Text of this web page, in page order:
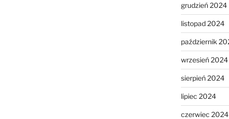
grudzień 2024
listopad 2024
październik
wrzesień 2024
sierpień 2024
lipiec 2024
czerwiec 2024